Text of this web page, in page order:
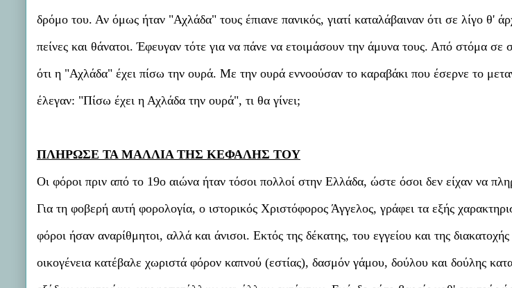
δρόμο του. Αν όμως ήταν "Αχλάδα" τους έπιανε πανικός, γιατί καταλάβαιναν ότι σε λίγο θ'
πείνες και θάνατοι. Έφευγαν τότε για να πάνε να ετοιμάσουν την άμυνα τους. Από στόμα
ότι η "Αχλάδα" έχει πίσω την ουρά. Με την ουρά εννοούσαν το καραβάκι που έσερνε το
έλεγαν: "Πίσω έχει η Αχλάδα την ουρά", τι θα γίνει;
ΠΛΗΡΩΣΕ ΤΑ ΜΑΛΛΙΑ ΤΗΣ ΚΕΦΑΛΗΣ ΤΟΥ
Οι φόροι πριν από το 19ο αιώνα ήταν τόσοι πολλοί στην Ελλάδα, ώστε όσοι δεν είχαν να
Για τη φοβερή αυτή φορολογία, ο ιστορικός Χριστόφορος Άγγελος, γράφει τα εξής
φόροι ήσαν αναρίθμητοι, αλλά και άνισοι. Εκτός της δέκατης, του εγγείου και της
οικογένεια κατέβαλε χωριστά φόρον καπνού (εστίας), δασμόν γάμου, δούλου και δούλης